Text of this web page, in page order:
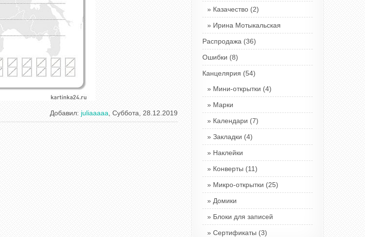
Добавил: juliaaaaa , Суббота, 28.12.2019
Казачество (2)
Ирина Мотыкальская
Распродажа (36)
Ошибки (8)
Канцелярия (54)
Мини-открытки (4)
Марки
Календари (7)
Закладки (4)
Наклейки
Конверты (11)
Микро-открытки (25)
Домики
Блоки для записей
Сертификаты (3)